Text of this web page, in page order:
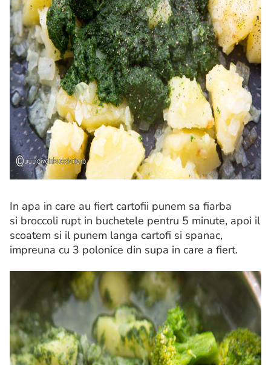
In apa in care au fiert cartofii punem sa fiarba
si broccoli rupt in buchetele pentru 5 minute, apoi il
scoatem si il punem langa cartofi si spanac,
impreuna cu 3 polonice din supa in care a fiert.